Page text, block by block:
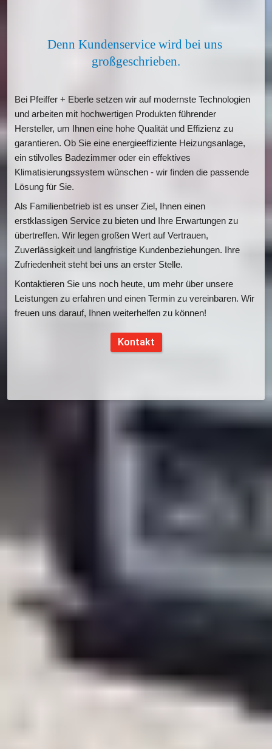
Denn Kundenservice wird bei uns
großgeschrieben.
Bei Pfeiffer + Eberle setzen wir auf modernste Technologien
und arbeiten mit hochwertigen Produkten führender
Hersteller, um Ihnen eine hohe Qualität und Effizienz zu
garantieren. Ob Sie eine energieeffiziente Heizungsanlage,
ein stilvolles Badezimmer oder ein effektives
Klimatisierungssystem wünschen - wir finden die passende
Lösung für Sie.
Als Familienbetrieb ist es unser Ziel, Ihnen einen
erstklassigen Service zu bieten und Ihre Erwartungen zu
übertreffen. Wir legen großen Wert auf Vertrauen,
Zuverlässigkeit und langfristige Kundenbeziehungen. Ihre
Zufriedenheit steht bei uns an erster Stelle.
Kontaktieren Sie uns noch heute, um mehr über unsere
Leistungen zu erfahren und einen Termin zu vereinbaren. Wir
freuen uns darauf, Ihnen weiterhelfen zu können!
Kontakt